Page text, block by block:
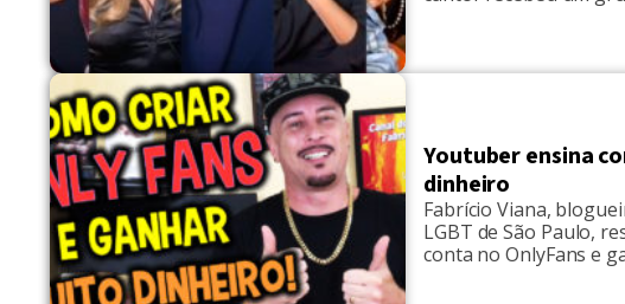
Youtuber ensina
dinheiro
Fabrício Viana,
LGBT de São Paulo,
conta no OnlyFans e